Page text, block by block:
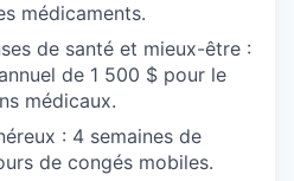
médicaments.
de santé et mieux-être :
de 1 500 $ pour le
médicaux.
: 4 semaines de
de congés mobiles.